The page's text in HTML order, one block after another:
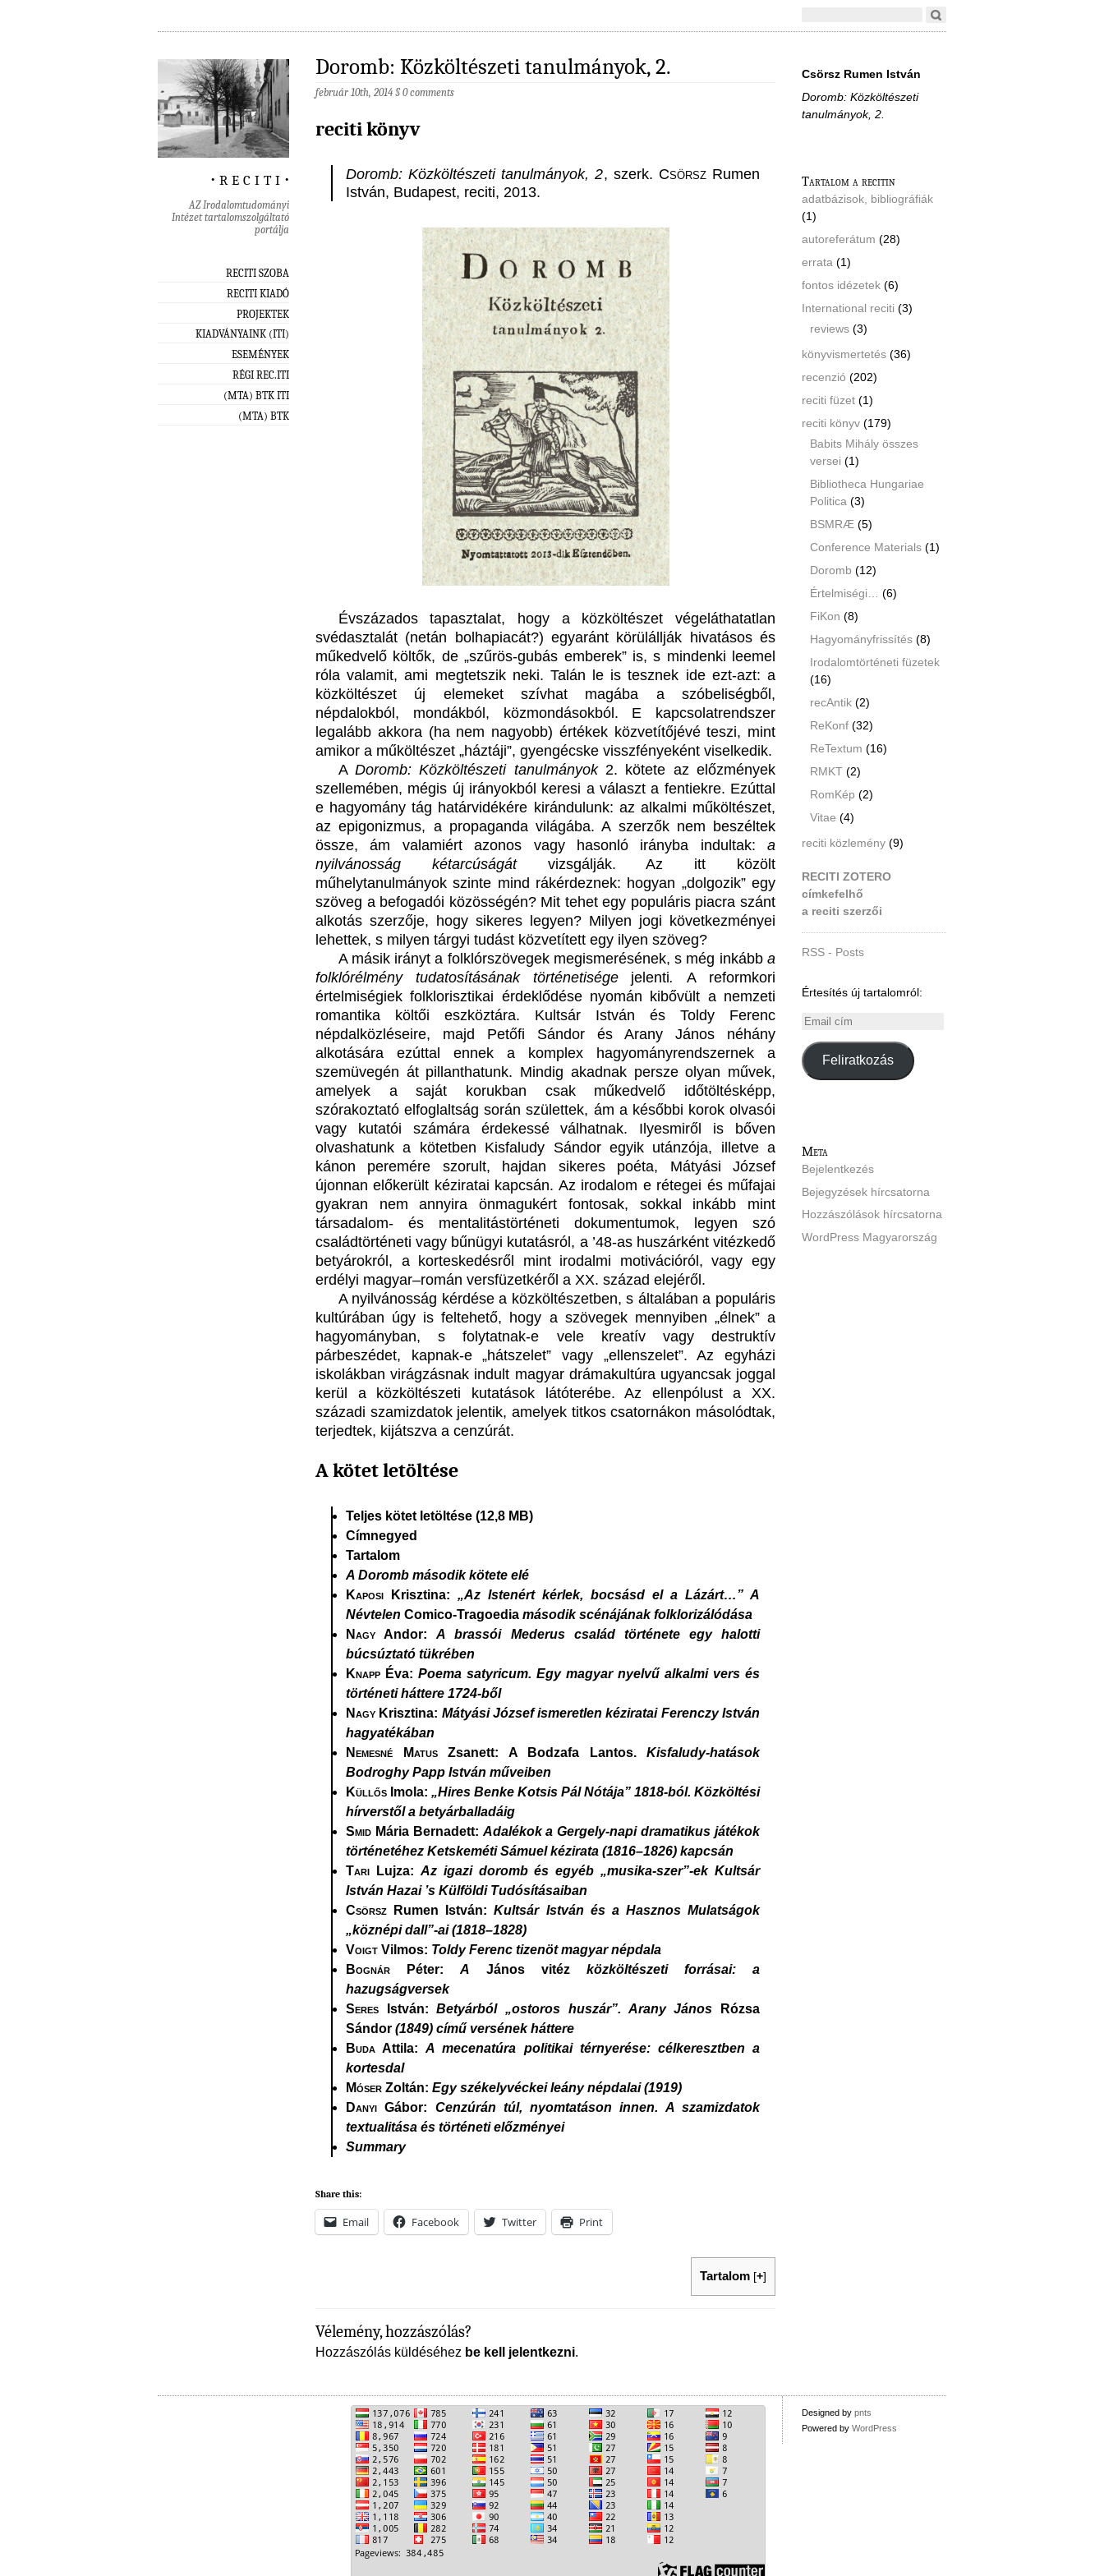
‧ r e c i t i ‧
AZ Irodalomtudományi
Intézet tartalomszolgáltató
portálja
RECITI SZOBA
RECITI KIADÓ
PROJEKTEK
KIADVÁNYAINK (ITI)
ESEMÉNYEK
RÉGI REC.ITI
(MTA) BTK ITI
(MTA) BTK
Doromb: Közköltészeti tanulmányok, 2.
február 10th, 2014 §0 comments
reciti könyv
Do­romb: Köz­köl­té­szeti ta­nul­má­nyok, 2, szerk. CsörszRu­men
Ist­ván, Bu­da­pest, re­citi, 2013.
Évszázados tapasztalat, hogy a közköltészet végeláthatatlan
svédasztalát (netán bolhapiacát?) egyaránt körülállják hivatásos és
műkedvelő költők, de „szűrös-gubás emberek” is, s mindenki leemel
róla valamit, ami megtetszik neki. Talán le is tesznek ide ezt-azt: a
közköltészet új elemeket szívhat magába a szóbeliségből,
népdalokból, mondákból, közmondásokból. E kapcsolatrendszer
legalább akkora (ha nem nagyobb) értékek közvetítőjévé teszi, mint
amikor a műköltészet „háztáji”, gyengécske visszfényeként viselkedik.
A Doromb: Közköltészeti tanulmányok 2. kötete az előzmények
szellemében, mégis új irányokból keresi a választ a fentiekre. Ezúttal
e hagyomány tág határvidékére kirándulunk: az alkalmi műköltészet,
az epigonizmus, a propaganda világába. A szerzők nem beszéltek
össze, ám valamiért azonos vagy hasonló irányba indultak: a
nyilvánosság kétarcúságát vizsgálják. Az itt közölt
műhelytanulmányok szinte mind rákérdeznek: hogyan „dolgozik” egy
szöveg a befogadói közösségén? Mit tehet egy populáris piacra szánt
alkotás szerzője, hogy sikeres legyen? Milyen jogi következményei
lehettek, s milyen tárgyi tudást közvetített egy ilyen szöveg?
A másik irányt a folklórszövegek megismerésének, s még inkább a
folklórélmény tudatosításának történetisége jelenti.A reformkori
értelmiségiek folklorisztikai érdeklődése nyomán kibővült a nemzeti
romantika költői eszköztára. Kultsár István és Toldy Ferenc
népdalközléseire, majd Petőfi Sándor és Arany János néhány
alkotására ezúttal ennek a komplex hagyományrendszernek a
szemüvegén át pillanthatunk. Mindig akadnak persze olyan művek,
amelyek a saját korukban csak műkedvelő időtöltésképp,
szórakoztató elfoglaltság során születtek, ám a későbbi korok olvasói
vagy kutatói számára érdekessé válhatnak. Ilyesmiről is bőven
olvashatunk a kötetben Kisfaludy Sándor egyik utánzója, illetve a
kánon peremére szorult, hajdan sikeres poéta, Mátyási József
újonnan előkerült kéziratai kapcsán. Az irodalom e rétegei és műfajai
gyakran nem annyira önmagukért fontosak, sokkal inkább mint
társadalom- és mentalitástörténeti dokumentumok, legyen szó
családtörténeti vagy bűnügyi kutatásról, a ’48-as huszárként vitézkedő
betyárokról, a korteskedésről mint irodalmi motivációról, vagy egy
erdélyi magyar–román versfüzetkéről a XX. század elejéről.
A nyilvánosság kérdése a közköltészetben, s általában a populáris
kultúrában úgy is feltehető, hogy a szövegek mennyiben „élnek” a
hagyományban, s folytatnak-e vele kreatív vagy destruktív
párbeszédet, kapnak-e „hátszelet” vagy „ellenszelet”. Az egyházi
iskolákban virágzásnak indult magyar drámakultúra ugyancsak joggal
kerül a közköltészeti kutatások látóterébe. Az ellenpólust a XX.
századi szamizdatok jelentik, amelyek titkos csatornákon másolódtak,
terjedtek, kijátszva a cenzúrát.
A kötet letöltése
Teljes kötet letöltése (12,8 MB)
Címnegyed
Tartalom
A Doromb második kötete elé
Kaposi Krisztina: „Az Istenért kérlek, bocsásd el a Lázárt…” A
Névtelen Comico-Tragoedia második scénájának folklorizálódása
Nagy Andor:A brassói Mederus család története egy halotti
búcsúztató tükrében
Knapp Éva: Poema satyricum. Egy magyar nyelvű alkalmi vers és
történeti háttere 1724-ből
Nagy Krisztina: Mátyási József ismeretlen kéziratai Ferenczy István
hagyatékában
Nemesné MatusZsanett: A Bodzafa Lantos. Kisfaludy-hatások
Bodroghy Papp István műveiben
Küllős Imola: „Hires Benke Kotsis Pál Nótája” 1818-ból. Közköltési
hírverstől a betyárballadáig
Smid Mária Bernadett: Adalékok a Gergely-napi dramatikus játékok
történetéhez Ketskeméti Sámuel kézirata (1816–1826) kapcsán
Tari Lujza: Az igazi doromb és egyéb „musika-szer”-ek Kultsár
István Hazai ’s Külföldi Tudósításaiban
Csörsz Rumen István:Kultsár István és a Hasznos Mulatságok
„köznépi dall”-ai (1818–1828)
Voigt Vilmos: Toldy Ferenc tizenöt magyar népdala
Bognár Péter: A János vitéz közköltészeti forrásai: a
hazugságversek
Seres István:Betyárból „ostoros huszár”. Arany János Rózsa
Sándor (1849) című versének háttere
Buda Attila:A mecenatúra politikai térnyerése: célkeresztben a
kortesdal
Móser Zoltán: Egy székelyvéckei leány népdalai (1919)
Danyi Gábor: Cenzúrán túl, nyomtatáson innen. A szamizdatok
textualitása és történeti előzményei
Summary
Share this:
Email Facebook Twitter Print
Tartalom [+]
Vélemény, hozzászólás?
Hozzászólás küldéséhez be kell jelentkezni.
Csörsz Rumen István
Doromb: Közköltészeti
tanulmányok, 2.
Tartalom a recitin
adatbázisok, bibliográfiák
(1)
autoreferátum (28)
errata (1)
fontos idézetek (6)
International reciti (3)
reviews (3)
könyvismertetés (36)
recenzió (202)
reciti füzet (1)
reciti könyv (179)
Babits Mihály összes
versei (1)
Bibliotheca Hungariae
Politica (3)
BSMRÆ (5)
Conference Materials (1)
Doromb (12)
Értelmiségi…
(6)
FiKon (8)
Hagyományfrissítés (8)
Irodalomtörténeti füzetek
(16)
recAntik (2)
ReKonf (32)
ReTextum (16)
RMKT (2)
RomKép (2)
Vitae (4)
reciti közlemény (9)
RECITI ZOTERO
címkefelhő
a reciti szerzői
RSS - Posts
Értesítés új tartalomról:
Email
Feliratkozás
Meta
Bejelentkezés
Bejegyzések hírcsatorna
Hozzászólások hírcsatorna
WordPress Magyarország
Designed bypnts
Powered byWordPress